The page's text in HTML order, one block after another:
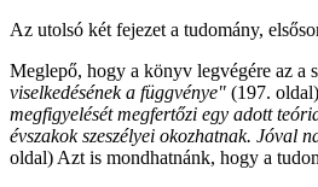
Az utolsó két fejezet a tudomány,
Meglepő, hogy a könyv legvégére az a
viselkedésének a függvénye" (197.
megfigyelését megfertőzi egy adott
évszakok szeszélyei okozhatnak. Jóval
oldal) Azt is mondhatnánk, hogy a